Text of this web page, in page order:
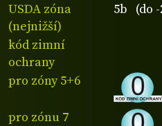
USDA zóna
(nejnižší)
5b (do -
kód zimní
ochrany
pro zóny 5+6
pro zónu 7